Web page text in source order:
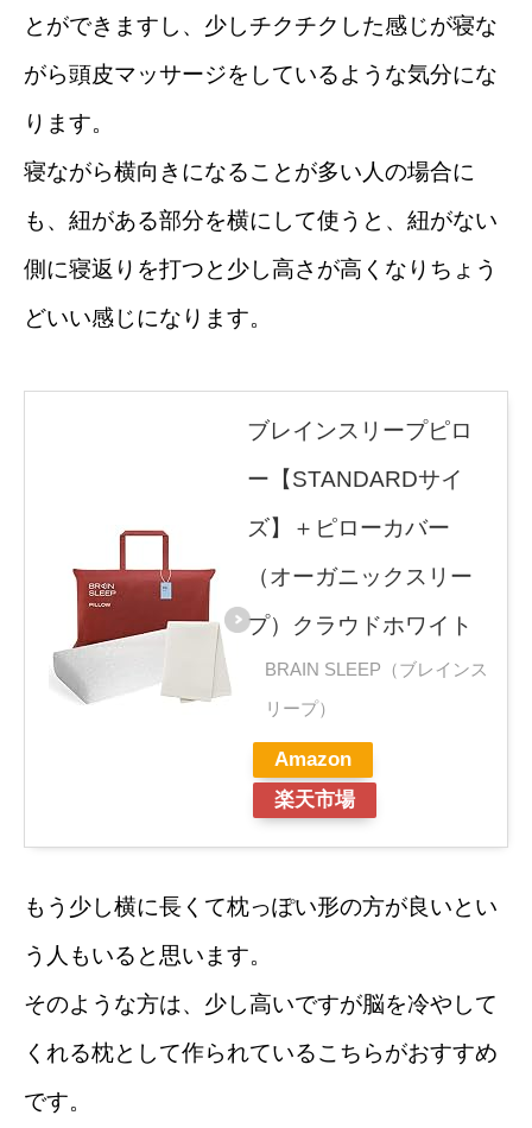
とができますし、少しチクチクした感じが寝な
がら頭皮マッサージをしているような気分にな
ります。
寝ながら横向きになることが多い人の場合に
も、紐がある部分を横にして使うと、紐がない
側に寝返りを打つと少し高さが高くなりちょう
どいい感じになります。
ブレインスリープピロ
ー【STANDARDサイ
ズ】＋ピローカバー
（オーガニックスリー
プ）クラウドホワイト
BRAIN SLEEP（ブレインス
リープ）
Amazon
楽天市場
もう少し横に長くて枕っぽい形の方が良いとい
う人もいると思います。
そのような方は、少し高いですが脳を冷やして
くれる枕として作られているこちらがおすすめ
です。